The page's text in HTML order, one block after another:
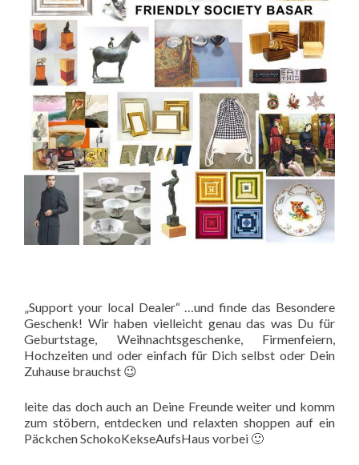
„Support your local Dealer“ …und finde das Besondere
Geschenk! Wir haben vielleicht genau das was Du für
Geburtstage, Weihnachtsgeschenke, Firmenfeiern,
Hochzeiten und oder einfach für Dich selbst oder Dein
Zuhause brauchst 😉
leite das doch auch an Deine Freunde weiter und komm
zum stöbern, entdecken und relaxten shoppen auf ein
Päckchen SchokoKekseAufsHaus vorbei 🙂